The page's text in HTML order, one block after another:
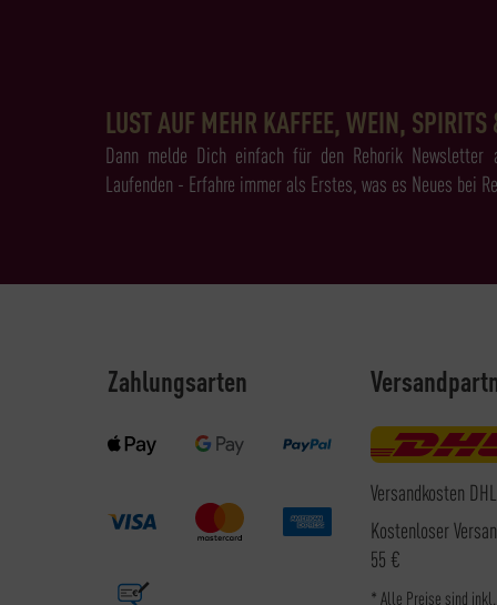
LUST AUF MEHR KAFFEE, WEIN, SPIRITS
Dann melde Dich einfach für den Rehorik
Laufenden - Erfahre immer als Erstes, was es Neues bei
Zahlungsarten
Versandkosten
Kostenloser
55 €
* Alle Preise sind inkl.